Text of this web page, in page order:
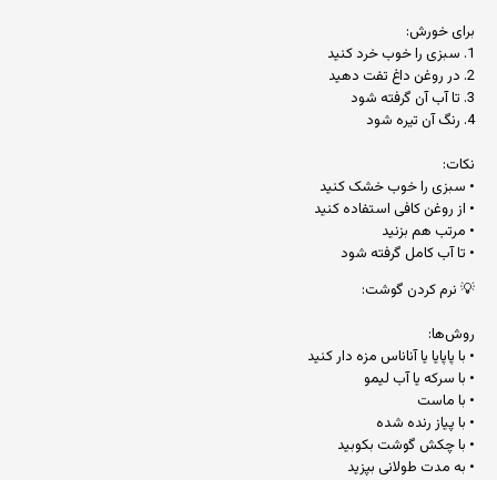
برای خورش:
1. سبزی را خوب خرد کنید
2. در روغن داغ تفت دهید
3. تا آب آن گرفته شود
4. رنگ آن تیره شود
نکات:
• سبزی را خوب خشک کنید
• از روغن کافی استفاده کنید
• مرتب هم بزنید
• تا آب کامل گرفته شود
💡 نرم کردن گوشت:
روش‌ها:
• با پاپایا یا آناناس مزه دار کنید
• با سرکه یا آب لیمو
• با ماست
• با پیاز رنده شده
• با چکش گوشت بکوبید
• به مدت طولانی بپزید